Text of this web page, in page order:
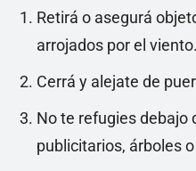
Retirá o asegurá
arrojados por el viento.
Cerrá y alejate de
No te refugies debajo
publicitarios, árboles